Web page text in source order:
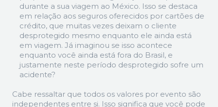
durante a sua viagem ao México. Isso se destaca
em relação aos seguros oferecidos por cartões de
crédito, que muitas vezes deixam o cliente
desprotegido mesmo enquanto ele ainda está
em viagem. Já imaginou se isso acontece
enquanto você ainda está fora do Brasil, e
justamente neste período desprotegido sofre um
acidente?
Cabe ressaltar que todos os valores por evento são
independentes entre si. Isso significa que você pode